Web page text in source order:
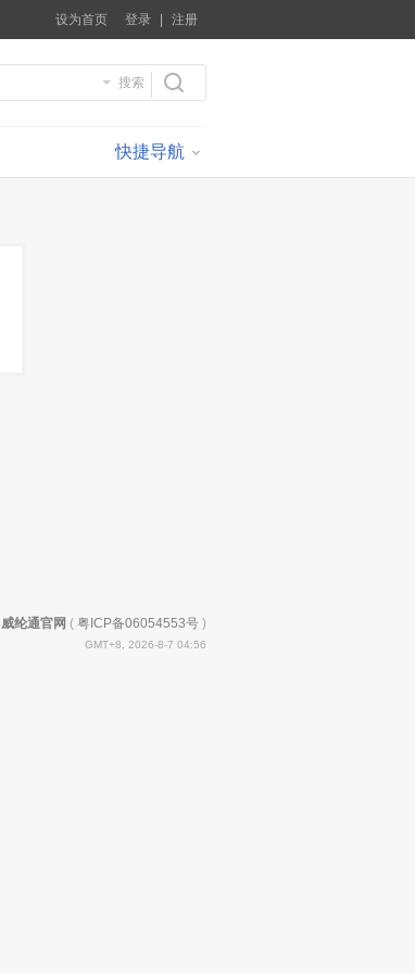
设为首页 登录 注册
搜索
快捷导航
威纶通官网 ( 粤ICP备06054553号 )
GMT+8, 2026-8-7 04:56